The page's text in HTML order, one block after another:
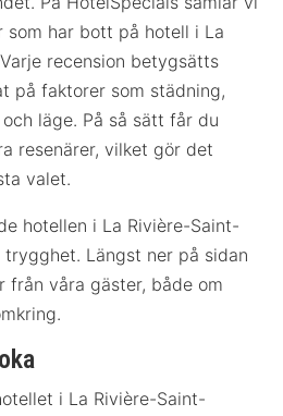
som har bott på hotell i La
recension betygsätts
på faktorer som städning,
läge. På så sätt får du
resenärer, vilket gör det
valet.
hotellen i La Rivière-Saint-
trygghet. Längst ner på sidan
från våra gäster, både om
i La Rivière-Saint-